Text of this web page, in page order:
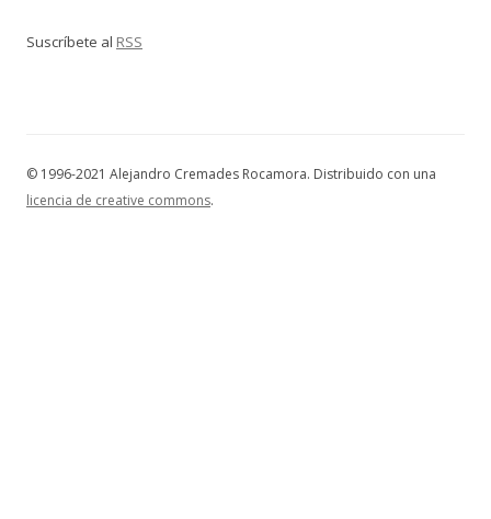
Suscríbete al RSS
© 1996-2021 Alejandro Cremades Rocamora. Distribuido con una
licencia de creative commons.